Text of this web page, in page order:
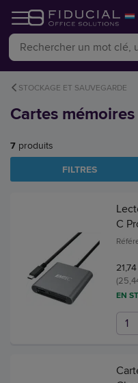
STOCKAGE ET SAUVEGARDE
Cartes mémoires
7 produits
FILTRES
C
EN